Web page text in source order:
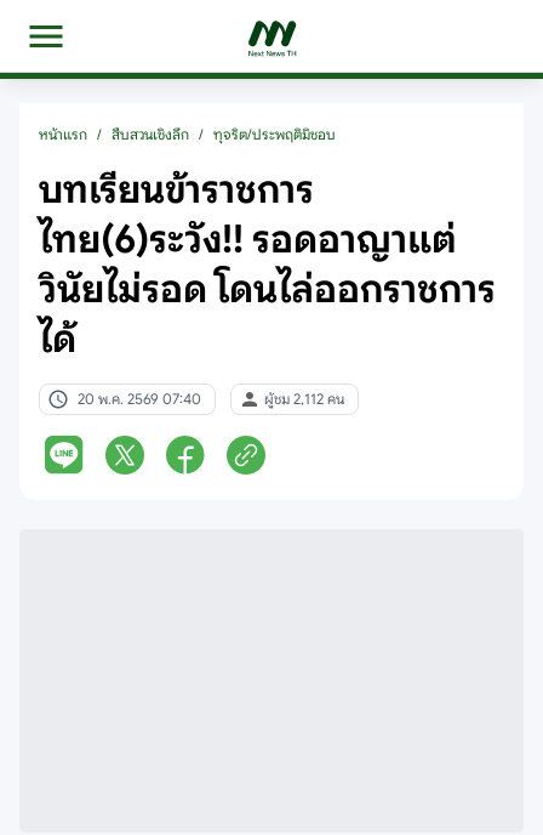
หน้าแรก / สืบสวนเชิงลึก / ทุจริต/ประพฤติมิชอบ
บทเรียนข้าราชการ
ไทย(6)ระวัง!! รอดอาญาแต่
วินัยไม่รอด โดนไล่ออกราชการ
ได้
20 พ.ค. 2569 07:40 ผู้ชม 2,112 คน